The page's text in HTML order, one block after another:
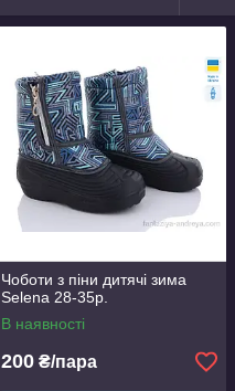
Чоботи з піни дитячі зима
Selena 28-35р.
В наявності
200 ₴/пара